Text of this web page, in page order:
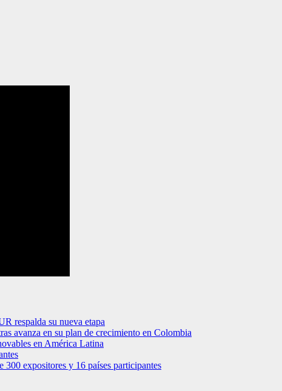
respalda su nueva etapa
avanza en su plan de crecimiento en Colombia
en América Latina
expositores y 16 países participantes